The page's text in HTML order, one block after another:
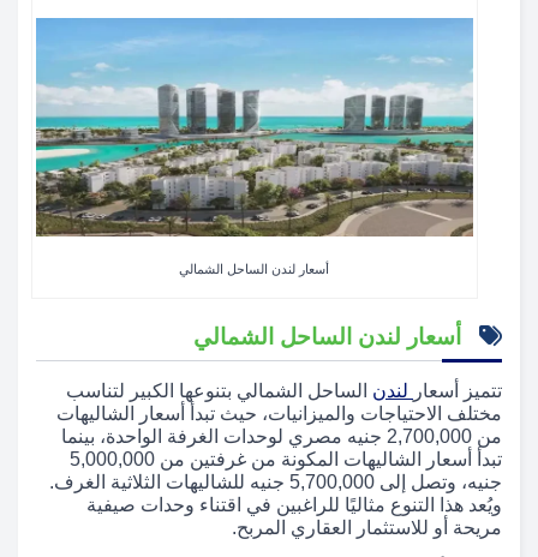
أسعار لندن الساحل الشمالي
أسعار لندن الساحل الشمالي
تتميز أسعار لندن الساحل الشمالي بتنوعها الكبير لتناسب
مختلف الاحتياجات والميزانيات، حيث تبدأ أسعار الشاليهات
من 2,700,000 جنيه مصري لوحدات الغرفة الواحدة، بينما
تبدأ أسعار الشاليهات المكونة من غرفتين من 5,000,000
جنيه، وتصل إلى 5,700,000 جنيه للشاليهات الثلاثية الغرف.
ويُعد هذا التنوع مثاليًا للراغبين في اقتناء وحدات صيفية
مريحة أو للاستثمار العقاري المربح.